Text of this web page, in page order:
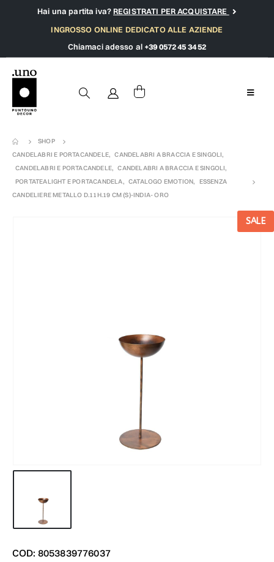
Hai una partita iva?REGISTRATI PER ACQUISTARE
INGROSSO ONLINE DEDICATO ALLE AZIENDE
Chiamaci adesso al +39 0572 45 34 52
SHOP
CANDELABRI E PORTACANDELE, CANDELABRI A BRACCIA E SINGOLI,
CANDELABRI E PORTACANDELE, CANDELABRI A BRACCIA E SINGOLI,
PORTATEALIGHT E PORTACANDELA, CATALOGO EMOTION,
ESSENZA
CANDELIERE METALLO D.11H.19 CM (S)-INDIA- ORO
SALE
COD: 8053839776037